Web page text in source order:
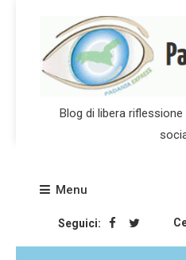
Blog di libera
Menu
Seguici: